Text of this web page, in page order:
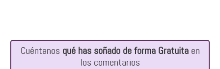
Cuéntanos qué has soñado de forma Gratuitaen
los comentarios